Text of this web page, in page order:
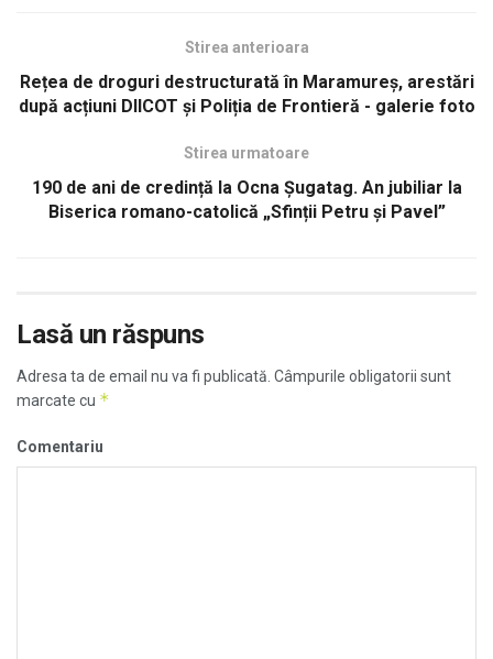
Stirea anterioara
Rețea de droguri destructurată în Maramureș, arestări
după acțiuni DIICOT și Poliția de Frontieră - galerie foto
Stirea urmatoare
190 de ani de credință la Ocna Șugatag. An jubiliar la
Biserica romano-catolică „Sfinții Petru și Pavel”
Lasă un răspuns
Adresa ta de email nu va fi publicată. Câmpurile obligatorii sunt
marcate cu *
Comentariu